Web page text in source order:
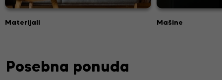
Materijali Mašine
Posebna ponuda